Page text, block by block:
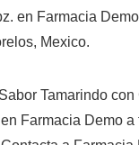
en Farmacia
Mexico.
Tamarindo
Farmacia Demo a